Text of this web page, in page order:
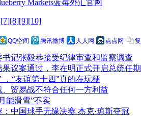
Markets蓝莓外汇官网
[7][8][9][10]
QQ空间 腾讯微博 人人网 点点网
记张毅恭接受纪律审查和监察调查
议案通过，李在明正式开启总统任期
，“友谊第十四”真的在玩梗
贸易战不符合任何一方利益
能滑雪”不实
中国球手无缘决赛 杰克·琼斯夺冠